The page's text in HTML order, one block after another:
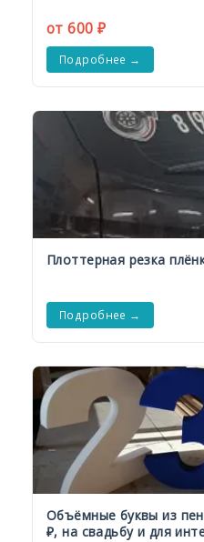
от 600 ₽
Подробнее →
Плоттерная резка
Подробнее →
Объёмные буквы из
₽, на свадьбу и для